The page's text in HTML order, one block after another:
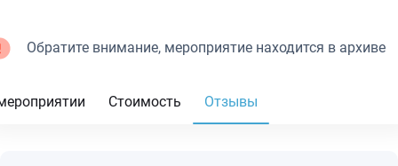
Обратите внимание, мероприятие находится в архиве
Стоимость Отзывы